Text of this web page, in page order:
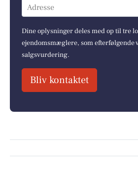
Adresse
Dine oplysninger deles med op til tre
ejendomsmæglere, som efterfølgende
salgsvurdering.
Bliv kontaktet